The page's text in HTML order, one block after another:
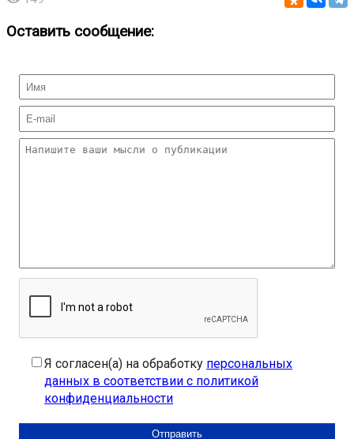
Оставить сообщение:
Я согласен(а) на обработку персональных
данных в соответствии с политикой
конфиденциальности